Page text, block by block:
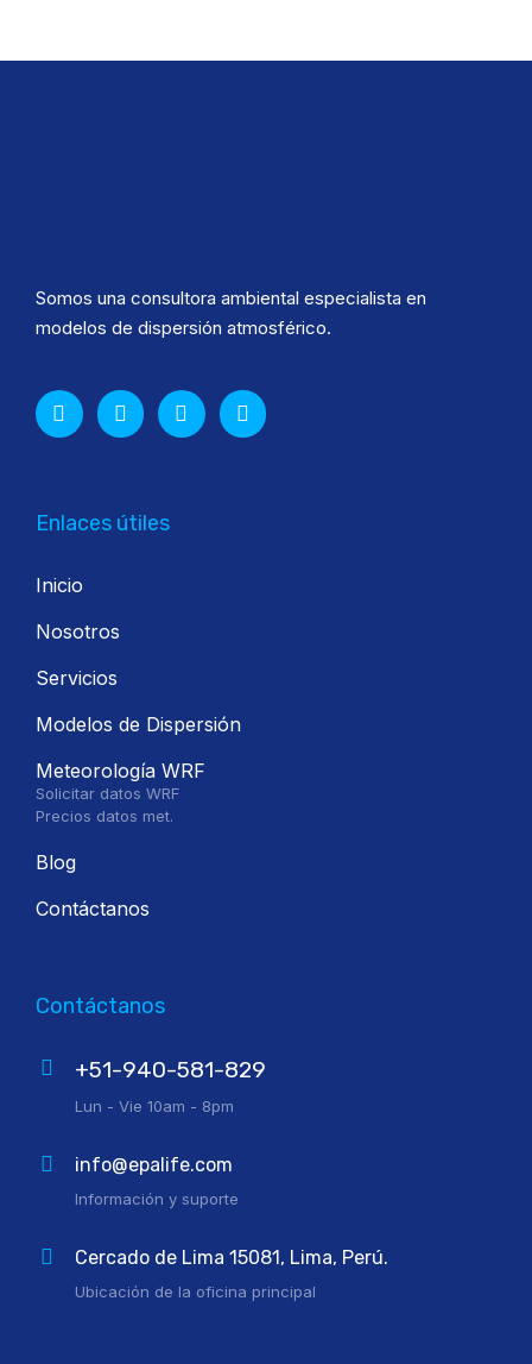
Somos una consultora ambiental especialista en
modelos de dispersión atmosférico.
Enlaces útiles
Inicio
Nosotros
Servicios
Modelos de Dispersión
Meteorología WRF
Solicitar datos WRF
Precios datos met.
Blog
Contáctanos
Contáctanos
+51-940-581-829
Lun - Vie 10am - 8pm
info@epalife.com
Información y suporte
Cercado de Lima 15081, Lima, Perú.
Ubicación de la oficina principal